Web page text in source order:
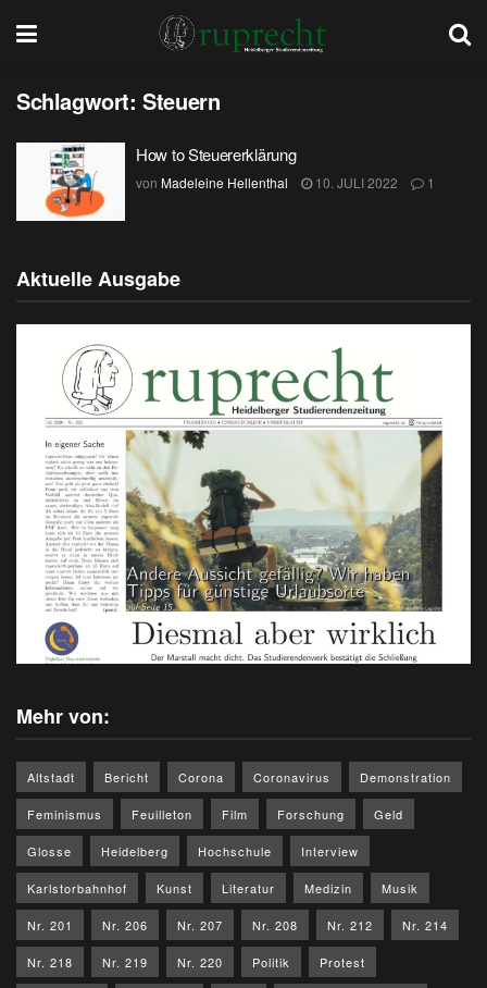
Schlagwort:Steuern
How to Steuererklärung
von Madeleine Hellenthal 10. JULI 2022 1
Aktuelle Ausgabe
Mehr von:
Altstadt Bericht Corona Coronavirus Demonstration
Feminismus Feuilleton Film Forschung Geld
Glosse Heidelberg Hochschule Interview
Karlstorbahnhof Kunst Literatur Medizin Musik
Nr. 201 Nr. 206 Nr. 207 Nr. 208 Nr. 212 Nr. 214
Nr. 218 Nr. 219 Nr. 220 Politik Protest